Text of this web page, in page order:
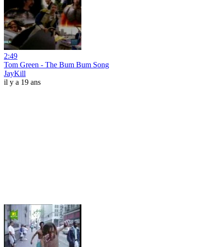
2:49
Tom Green - The Bum Bum Song
JayKill
il y a 19 ans